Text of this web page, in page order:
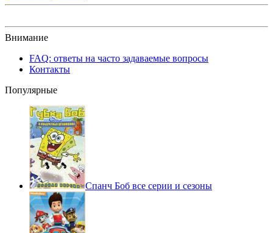
Внимание
FAQ: ответы на часто задаваемые вопросы
Контакты
Популярные
Спанч Боб все серии и сезоны